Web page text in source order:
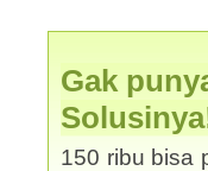
Gak
150 ribu bisa